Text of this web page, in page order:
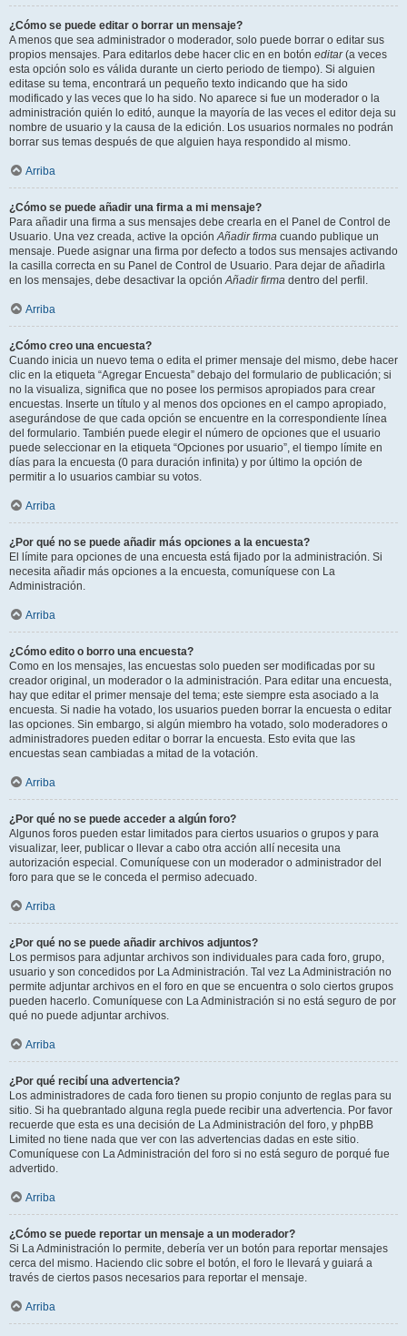
¿Cómo se puede editar o borrar un mensaje?
A menos que sea administrador o moderador, solo puede borrar o editar sus
propios mensajes. Para editarlos debe hacer clic en en botón editar(a veces
esta opción solo es válida durante un cierto periodo de tiempo). Si alguien
editase su tema, encontrará un pequeño texto indicando que ha sido
modificado y las veces que lo ha sido. No aparece si fue un moderador o la
administración quién lo editó, aunque la mayoría de las veces el editor deja su
nombre de usuario y la causa de la edición. Los usuarios normales no podrán
borrar sus temas después de que alguien haya respondido al mismo.
Arriba
¿Cómo se puede añadir una firma a mi mensaje?
Para añadir una firma a sus mensajes debe crearla en el Panel de Control de
Usuario. Una vez creada, active la opciónAñadir firma cuando publique un
mensaje. Puede asignar una firma por defecto a todos sus mensajes activando
la casilla correcta en su Panel de Control de Usuario. Para dejar de añadirla
en los mensajes, debe desactivar la opciónAñadir firma dentro del perfil.
Arriba
¿Cómo creo una encuesta?
Cuando inicia un nuevo tema o edita el primer mensaje del mismo, debe hacer
clic en la etiqueta “Agregar Encuesta” debajo del formulario de publicación; si
no la visualiza, significa que no posee los permisos apropiados para crear
encuestas. Inserte un título y al menos dos opciones en el campo apropiado,
asegurándose de que cada opción se encuentre en la correspondiente línea
del formulario. También puede elegir el número de opciones que el usuario
puede seleccionar en la etiqueta “Opciones por usuario”, el tiempo límite en
días para la encuesta (0 para duración infinita) y por último la opción de
permitir a lo usuarios cambiar su votos.
Arriba
¿Por qué no se puede añadir más opciones a la encuesta?
El límite para opciones de una encuesta está fijado por la administración. Si
necesita añadir más opciones a la encuesta, comuníquese con La
Administración.
Arriba
¿Cómo edito o borro una encuesta?
Como en los mensajes, las encuestas solo pueden ser modificadas por su
creador original, un moderador o la administración. Para editar una encuesta,
hay que editar el primer mensaje del tema; este siempre esta asociado a la
encuesta. Si nadie ha votado, los usuarios pueden borrar la encuesta o editar
las opciones. Sin embargo, si algún miembro ha votado, solo moderadores o
administradores pueden editar o borrar la encuesta. Esto evita que las
encuestas sean cambiadas a mitad de la votación.
Arriba
¿Por qué no se puede acceder a algún foro?
Algunos foros pueden estar limitados para ciertos usuarios o grupos y para
visualizar, leer, publicar o llevar a cabo otra acción allí necesita una
autorización especial. Comuníquese con un moderador o administrador del
foro para que se le conceda el permiso adecuado.
Arriba
¿Por qué no se puede añadir archivos adjuntos?
Los permisos para adjuntar archivos son individuales para cada foro, grupo,
usuario y son concedidos por La Administración. Tal vez La Administración no
permite adjuntar archivos en el foro en que se encuentra o solo ciertos grupos
pueden hacerlo. Comuníquese con La Administración si no está seguro de por
qué no puede adjuntar archivos.
Arriba
¿Por qué recibí una advertencia?
Los administradores de cada foro tienen su propio conjunto de reglas para su
sitio. Si ha quebrantado alguna regla puede recibir una advertencia. Por favor
recuerde que esta es una decisión de La Administración del foro, y phpBB
Limited no tiene nada que ver con las advertencias dadas en este sitio.
Comuníquese con La Administración del foro si no está seguro de porqué fue
advertido.
Arriba
¿Cómo se puede reportar un mensaje a un moderador?
Si La Administración lo permite, debería ver un botón para reportar mensajes
cerca del mismo. Haciendo clic sobre el botón, el foro le llevará y guiará a
través de ciertos pasos necesarios para reportar el mensaje.
Arriba